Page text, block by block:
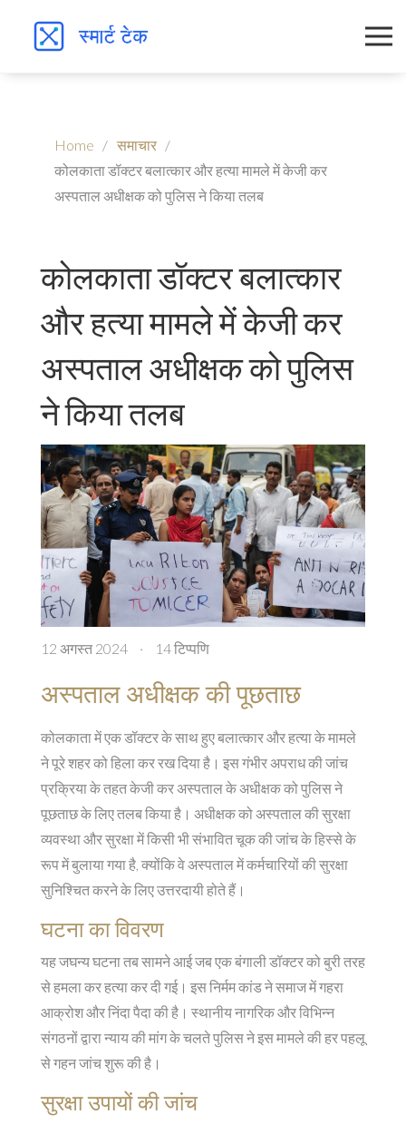
Home
समाचार
कोलकाता डॉक्टर बलात्कार और हत्या मामले में केजी कर
अस्पताल अधीक्षक को पुलिस ने किया तलब
कोलकाता डॉक्टर बलात्कार
और हत्या मामले में केजी कर
अस्पताल अधीक्षक को पुलिस
ने किया तलब
12 अगस्त 2024 · 14 टिप्पणि
अस्पताल अधीक्षक की पूछताछ
कोलकाता में एक डॉक्टर के साथ हुए बलात्कार और हत्या के मामले
ने पूरे शहर को हिला कर रख दिया है। इस गंभीर अपराध की जांच
प्रक्रिया के तहत केजी कर अस्पताल के अधीक्षक को पुलिस ने
पूछताछ के लिए तलब किया है। अधीक्षक को अस्पताल की सुरक्षा
व्यवस्था और सुरक्षा में किसी भी संभावित चूक की जांच के हिस्से के
रूप में बुलाया गया है, क्योंकि वे अस्पताल में कर्मचारियों की सुरक्षा
सुनिश्चित करने के लिए उत्तरदायी होते हैं।
घटना का विवरण
यह जघन्य घटना तब सामने आई जब एक बंगाली डॉक्टर को बुरी तरह
से हमला कर हत्या कर दी गई। इस निर्मम कांड ने समाज में गहरा
आक्रोश और निंदा पैदा की है। स्थानीय नागरिक और विभिन्न
संगठनों द्वारा न्याय की मांग के चलते पुलिस ने इस मामले की हर पहलू
से गहन जांच शुरू की है।
सुरक्षा उपायों की जांच